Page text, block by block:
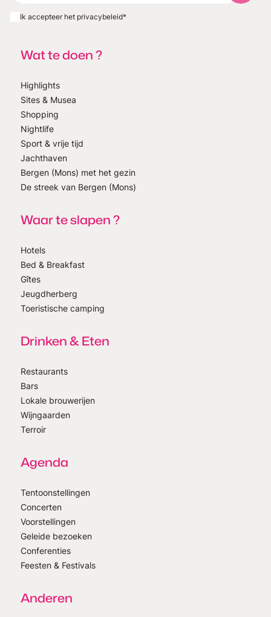
Ik accepteer het privacybeleid*
Wat te doen ?
Highlights
Sites & Musea
Shopping
Nightlife
Sport & vrije tijd
Jachthaven
Bergen (Mons) met het gezin
De streek van Bergen (Mons)
Waar te slapen ?
Hotels
Bed & Breakfast
Gîtes
Jeugdherberg
Toeristische camping
Drinken & Eten
Restaurants
Bars
Lokale brouwerijen
Wijngaarden
Terroir
Agenda
Tentoonstellingen
Concerten
Voorstellingen
Geleide bezoeken
Conferenties
Feesten & Festivals
Anderen